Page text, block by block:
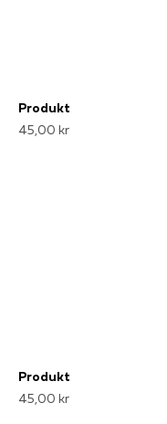
Produkt
45,00 kr
Produkt
45,00 kr